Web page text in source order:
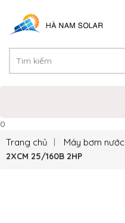
0
Trang chủ Máy bơm nước
2XCM 25/160B 2HP